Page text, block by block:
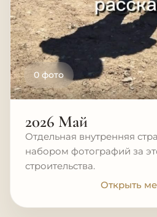
0 фото
2026 Май
Отдельная внутренняя
набором фотографий за
строительства.
Открыть